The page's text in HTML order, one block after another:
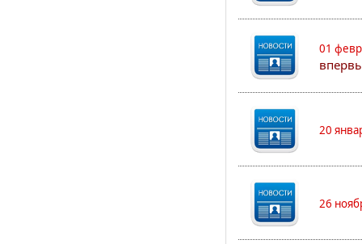
01
20
26